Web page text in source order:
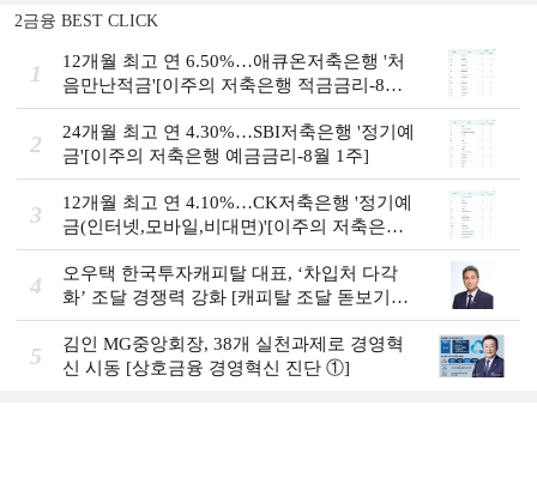
2금융 BEST CLICK
1
12개월 최고 연 6.50%…애큐온저축은행 '처
음만난적금'[이주의 저축은행 적금금리-8월
1주]
2
24개월 최고 연 4.30%…SBI저축은행 '정기예
금'[이주의 저축은행 예금금리-8월 1주]
3
12개월 최고 연 4.10%…CK저축은행 '정기예
금(인터넷,모바일,비대면)'[이주의 저축은행
예금금리-8월 1주]
4
오우택 한국투자캐피탈 대표, ‘차입처 다각
화ʼ 조달 경쟁력 강화 [캐피탈 조달 돋보기
(12)]
5
김인 MG중앙회장, 38개 실천과제로 경영혁
신 시동 [상호금융 경영혁신 진단 ①]